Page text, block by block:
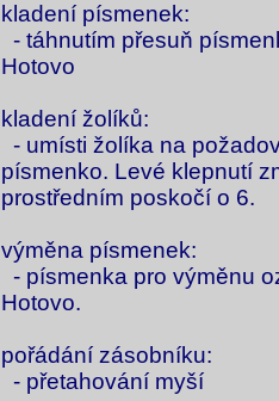
kladení písmenek:
- táhnutím přesuň
Hotovo
kladení žolíků:
- umísti žolíka na
písmenko. Levé klepnutí
prostředním poskočí o 6.
výměna písmenek:
- písmenka pro výměnu
Hotovo.
pořádání zásobníku:
- přetahování myší